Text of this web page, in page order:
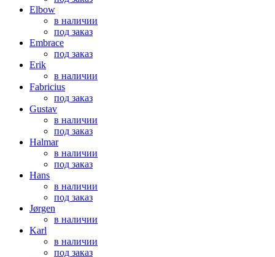
Elbow
в наличии
под заказ
Embrace
под заказ
Erik
в наличии
Fabricius
под заказ
Gustav
в наличии
под заказ
Halmar
в наличии
под заказ
Hans
в наличии
под заказ
Jørgen
в наличии
Karl
в наличии
под заказ